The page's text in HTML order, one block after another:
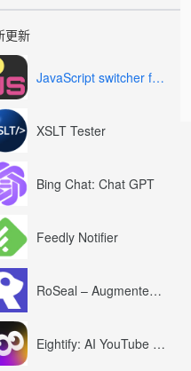
更新
JavaScript switcher for SEO and development
XSLT Tester
Bing Chat: Chat GPT
Feedly Notifier
RoSeal – Augmented Roblox Experience
Eightify: AI YouTube Summary with ChatGPT